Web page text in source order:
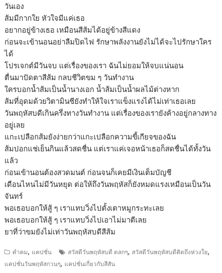
วันเอง
ส้มมีกากใย หัวใจมีแค่เธอ
อยากอยู่ข้างเธอ เหมือนสีส้มได้อยู่ข้างสีแดง
ก่อนจะเข้านอนอย่าลืมปิดไฟ รักษาพลังงานยังไม่ได้จะไปรักษาใคร
ได้
โปรเจกต์มีวันจบ แต่เรื่องของเรา ฉันไม่ยอมให้จบแน่นอน
ตื่นมาปัดตาสีส้ม กลบชีวิตขม ๆ วันทำงาน
ใครบอกน้ำส้มเป็นน้ำนางเอก น้ำส้มเป็นน้ำผลไม้ต่างหาก
ส้มที่อุดมด้วยวิตามินซียังทำให้ใจเราแข็งแรงได้ไม่เท่าเธอเลย
วันพฤหัสบดีเกินครึ่งทางวันทำงาน แต่เรื่องของเรายังค้างอยู่กลางทาง
อยู่เลย
แกะเปลือกส้มยังง่ายกว่าแกะเปลือกความขี้เกียจของฉัน
ส้มปอกแช่เย็นกินแล้วสดชื่น แต่เราแค่เจอหน้าเธอก็สดชื่นได้ทั้งวัน
แล้ว
ก่อนเข้านอนต้องสวดมนต์ ก่อนจนก็เคยมีเงินเต็มบัญชี
เดือนไหนไม่มีวันหยุด ต่อให้ถึงวันพฤหัสก็ยังหมดแรงเหมือนเป็นวัน
จันทร์
พอเธอบอกให้สู้ ๆ เราแทบวิ่งไปตั้งเตาหมูกระทะเลย
พอเธอบอกให้สู้ ๆ เราแทบวิ่งไปเอาไม่มาตีเลย
ยาที่ว่าขมยังไม่เท่าวันพฤหัสบดีสีส้ม
คำคม, แคปชั่น สวัสดีวันพฤหัสบดี ตลกๆ, สวัสดีวันพฤหัสบดีคิดถึงห่วงใย,
แคปชั่นวันพฤหัสกวนๆ, แคปชั่นเกี่ยวกับสีสัน